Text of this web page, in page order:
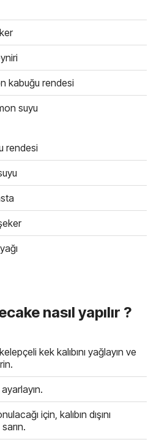
kabuğu rendesi
suyu
rendesi
nasıl yapılır ?
kek kalıbını yağlayın ve
için, kalıbın dışını